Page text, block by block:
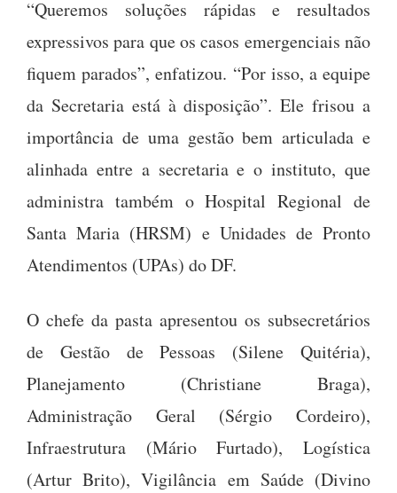
“Queremos soluções rápidas e resultados
expressivos para que os casos emergenciais não
fiquem parados”, enfatizou. “Por isso, a equipe
da Secretaria está à disposição”. Ele frisou a
importância de uma gestão bem articulada e
alinhada entre a secretaria e o instituto, que
administra também o Hospital Regional de
Santa Maria (HRSM) e Unidades de Pronto
Atendimentos (UPAs) do DF.
O chefe da pasta apresentou os subsecretários
de Gestão de Pessoas (Silene Quitéria),
Planejamento (Christiane Braga),
Administração Geral (Sérgio Cordeiro),
Infraestrutura (Mário Furtado), Logística
(Artur Brito), Vigilância em Saúde (Divino